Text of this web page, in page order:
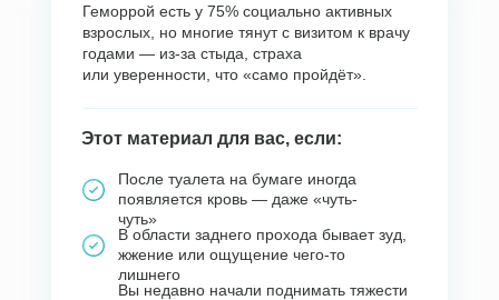
Геморрой есть у 75% социально активных
взрослых, но многие тянут с визитом к врачу
годами — из-за стыда, страха
или уверенности, что «само пройдёт».
Этот материал для вас, если:
После туалета на бумаге иногда
появляется кровь — даже «чуть-
чуть»
В области заднего прохода бывает зуд,
жжение или ощущение чего-то
лишнего
Вы недавно начали поднимать тяжести